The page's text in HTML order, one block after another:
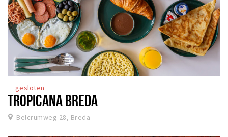
gesloten
TROPICANA BREDA
Belcrumweg 28, Breda